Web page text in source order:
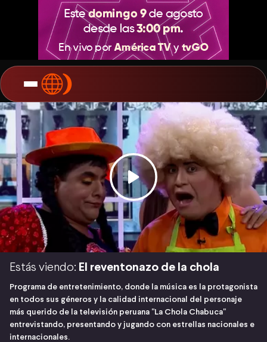
Estás viendo: El reventonazo de la chola
Programa de entretenimiento, donde la música es la protagonista
en todos sus géneros y la calidad internacional del personaje
más querido de la televisión peruana "La Chola Chabuca"
entrevistando, presentando y jugando con estrellas nacionales e
internacionales.